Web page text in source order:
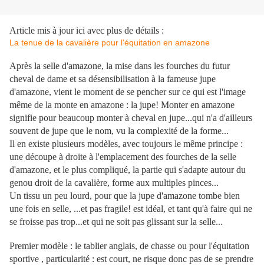
Article mis à jour ici avec plus de détails :
La tenue de la cavalière pour l'équitation en amazone
Après la selle d'amazone, la mise dans les fourches du futur
cheval de dame et sa désensibilisation à la fameuse jupe
d'amazone, vient le moment de se pencher sur ce qui est l'image
même de la monte en amazone : la jupe! Monter en amazone
signifie pour beaucoup monter à cheval en jupe...qui n'a d'ailleurs
souvent de jupe que le nom, vu la complexité de la forme...
Il en existe plusieurs modèles, avec toujours le même principe :
une découpe à droite à l'emplacement des fourches de la selle
d'amazone, et le plus compliqué, la partie qui s'adapte autour du
genou droit de la cavalière, forme aux multiples pinces...
Un tissu un peu lourd, pour que la jupe d'amazone tombe bien
une fois en selle, ...et pas fragile! est idéal, et tant qu'à faire qui ne
se froisse pas trop...et qui ne soit pas glissant sur la selle...
Premier modèle : le tablier anglais, de chasse ou pour l'équitation
sportive , particularité : est court, ne risque donc pas de se prendre